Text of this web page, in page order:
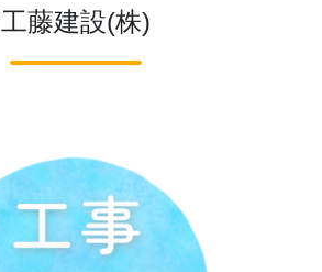
工藤建設(株)